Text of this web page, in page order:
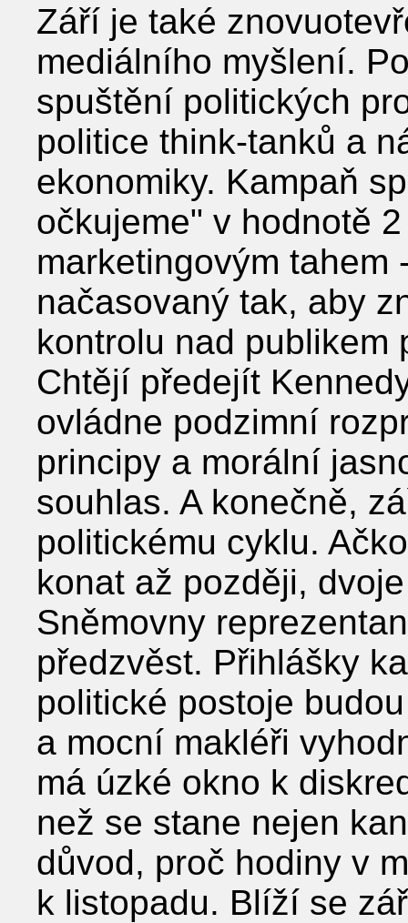
Září je také
mediálního myšlení.
spuštění politických
politice think-tanků a
ekonomiky. Kampaň
očkujeme" v hodnotě
marketingovým tahem
načasovaný tak, aby
kontrolu nad
Chtějí předejít
ovládne podzimní
principy a morální
souhlas. A konečně,
politickému cyklu.
konat až později,
Sněmovny
předzvěst. Přihlášky
politické postoje
a mocní makléři
má úzké okno k
než se stane nejen
důvod, proč hodiny v
k listopadu. Blíží se